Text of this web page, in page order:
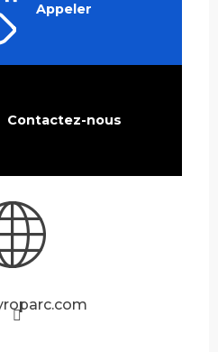
Appeler
Contactez-nous